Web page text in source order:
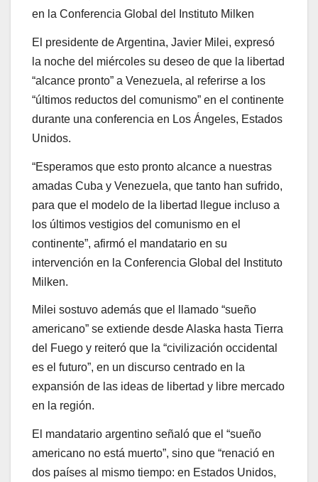
en la Conferencia Global del Instituto Milken
El presidente de Argentina, Javier Milei, expresó
la noche del miércoles su deseo de que la libertad
“alcance pronto” a Venezuela, al referirse a los
“últimos reductos del comunismo” en el continente
durante una conferencia en Los Ángeles, Estados
Unidos.
“Esperamos que esto pronto alcance a nuestras
amadas Cuba y Venezuela, que tanto han sufrido,
para que el modelo de la libertad llegue incluso a
los últimos vestigios del comunismo en el
continente”, afirmó el mandatario en su
intervención en la Conferencia Global del Instituto
Milken.
Milei sostuvo además que el llamado “sueño
americano” se extiende desde Alaska hasta Tierra
del Fuego y reiteró que la “civilización occidental
es el futuro”, en un discurso centrado en la
expansión de las ideas de libertad y libre mercado
en la región.
El mandatario argentino señaló que el “sueño
americano no está muerto”, sino que “renació en
dos países al mismo tiempo: en Estados Unidos,